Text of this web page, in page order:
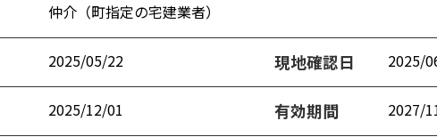
仲介（町指定の宅建業者）
2025/05/22 現地確認日 2025/
2025/12/01 有効期間 2027/